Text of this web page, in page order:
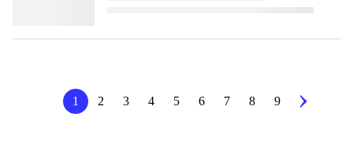
1 2 3 4 5 6 7 8 9